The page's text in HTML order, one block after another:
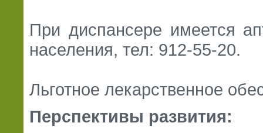
При диспансере имеется
населения, тел: 912-55-20.
Льготное лекарственное
Перспективы развития: